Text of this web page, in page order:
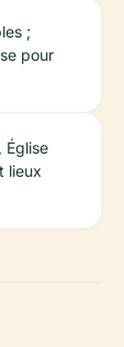
;
pour
Église
lieux